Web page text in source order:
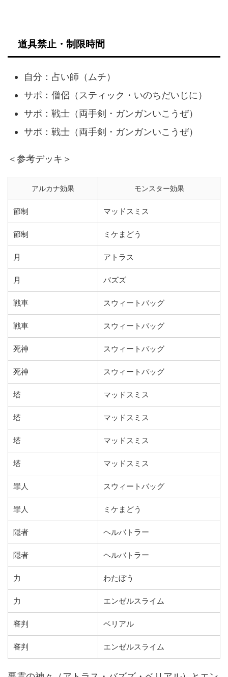
道具禁止・制限時間
自分：占い師（ムチ）
サポ：僧侶（スティック・いのちだいじに）
サポ：戦士（両手剣・ガンガンいこうぜ）
サポ：戦士（両手剣・ガンガンいこうぜ）
＜参考デッキ＞
アルカナ効果 モンスター効果
節制 マッドスミス
節制 ミケまどう
月 アトラス
月 バズズ
戦車 スウィートバッグ
戦車 スウィートバッグ
死神 スウィートバッグ
死神 スウィートバッグ
塔 マッドスミス
塔 マッドスミス
塔 マッドスミス
塔 マッドスミス
罪人 スウィートバッグ
罪人 ミケまどう
隠者 ヘルバトラー
隠者 ヘルバトラー
力 わたぼう
力 エンゼルスライム
審判 ベリアル
審判 エンゼルスライム